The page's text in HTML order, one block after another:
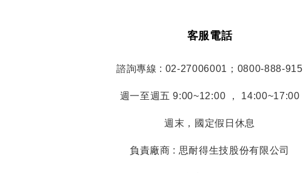
客服電話
諮詢專線 : 02-27006001；0800-888-915
週一至週五 9:00~12:00 ， 14:00~17:00
週末，國定假日休息
負責廠商 : 思耐得生技股份有限公司